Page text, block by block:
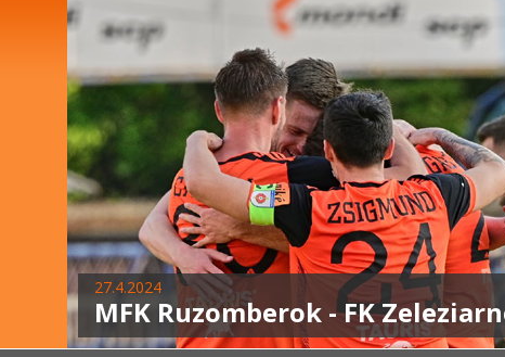
27.4.2024
MFK Ruzomberok - FK